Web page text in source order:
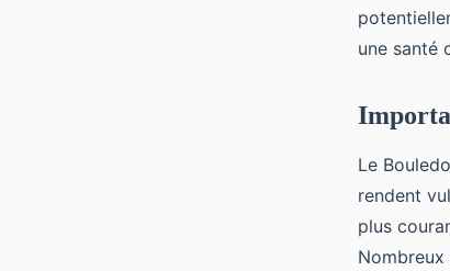
une santé
Le
rendent
plus